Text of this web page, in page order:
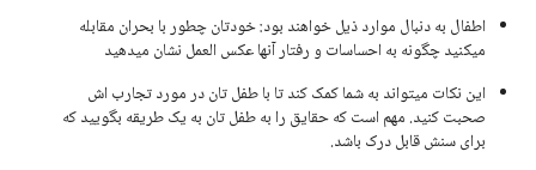
اطفال به دنبال موارد ذیل خواهند بود: خودتان چطور با بحران مقابله
میکنید چگونه به احساسات و رفتار آنها عکس العمل نشان میدهید
این نکات میتواند به شما کمک کند تا با طفل تان در مورد تجارب اش
صحبت کنید. مهم است که حقایق را به طفل تان به یک طریقه بگویید که
برای سنش قابل درک باشد.